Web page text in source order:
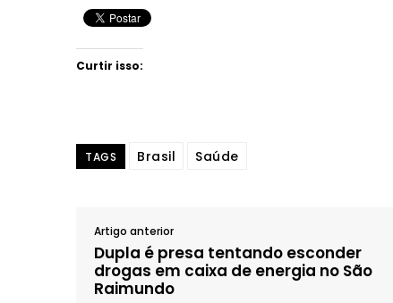
Curtir isso:
TAGS Brasil Saúde
Artigo anterior
Dupla é presa tentando esconder
drogas em caixa de energia no São
Raimundo